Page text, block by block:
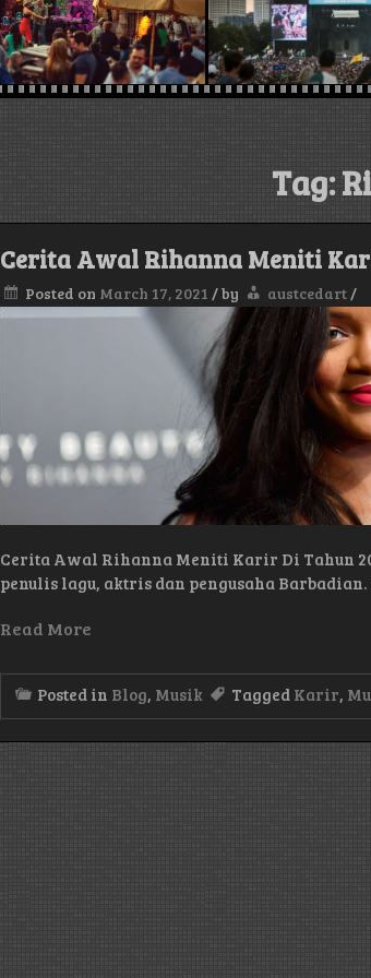
Tag:
Cerita Awal Rihanna Meniti
Posted on March 17, 2021 /by austcedart/
Cerita Awal Rihanna Meniti Karir Di Tahun
penulis lagu, aktris dan pengusaha
Read More
Posted in Blog, Musik Tagged Karir,